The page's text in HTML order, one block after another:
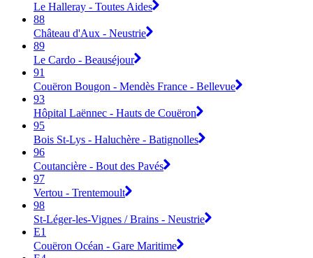
Le Halleray - Toutes Aides
88
Château d'Aux - Neustrie
89
Le Cardo - Beauséjour
91
Couëron Bougon - Mendès France - Bellevue
93
Hôpital Laënnec - Hauts de Couëron
95
Bois St-Lys - Haluchère - Batignolles
96
Coutancière - Bout des Pavés
97
Vertou - Trentemoult
98
St-Léger-les-Vignes / Brains - Neustrie
E1
Couëron Océan - Gare Maritime